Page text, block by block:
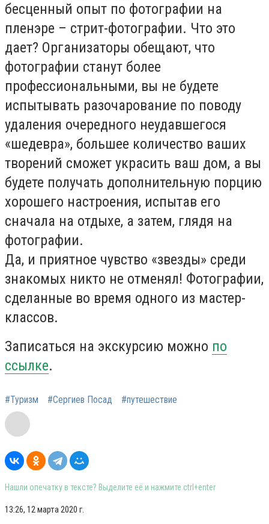
бесценный опыт по фотографии на
пленэре – стрит-фотографии. Что это
дает? Организаторы обещают, что
фотографии станут более
профессиональными, вы не будете
испытывать разочарование по поводу
удаления очередного неудавшегося
«шедевра», большее количество ваших
творений сможет украсить ваш дом, а вы
будете получать дополнительную порцию
хорошего настроения, испытав его
сначала на отдыхе, а затем, глядя на
фотографии.
Да, и приятное чувство «звезды» среди
знакомых никто не отменял! Фотографии,
сделанные во время одного из мастер-
классов.
Записаться на экскурсию можно по
ссылке.
#Туризм #Сергиев Посад #путешествие
Нашли опечатку в тексте? Выделите её и нажмите ctrl+enter
13:26, 12 марта 2020 г.